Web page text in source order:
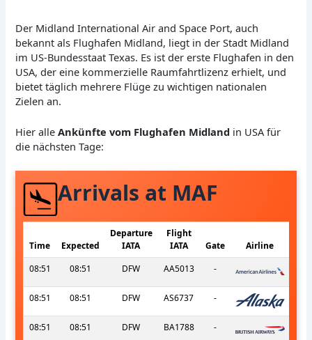
Der Midland International Air and Space Port, auch
bekannt als Flughafen Midland, liegt in der Stadt Midland
im US-Bundesstaat Texas. Es ist der erste Flughafen in den
USA, der eine kommerzielle Raumfahrtlizenz erhielt, und
bietet täglich mehrere Flüge zu wichtigen nationalen
Zielen an.
Hier alleAnkünfte vom Flughafen Midland in USA für
die nächsten Tage:
Arrivals at MAF
Time Expected
Departure
IATA
Flight
IATA
Gate
Airline
08:51
08:51 DFW AA5013 -
08:51 08:51 DFW AS6737 -
08:51 08:51 DFW BA1788 -